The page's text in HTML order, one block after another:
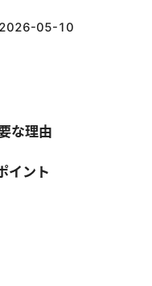
05-10
な理由
イント